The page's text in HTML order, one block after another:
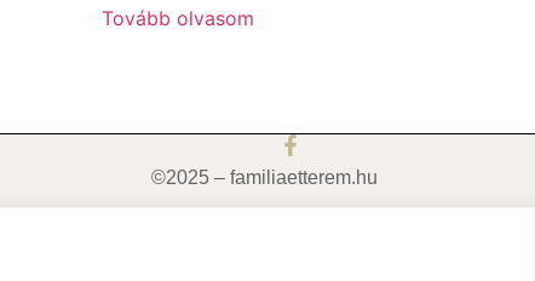
Tovább olvasom
©2025 – familiaetterem.hu